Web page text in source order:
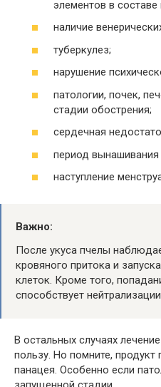
элементов в составе
наличие
туберкулез;
нарушение
патологии, почек,
стадии обострения;
сердечная
период вынашивания
наступление
Важно:
После укуса пчелы
кровяного притока и
клеток. Кроме того,
способствует
В остальных случаях
пользу. Но помните, продукт
панацея. Особенно если